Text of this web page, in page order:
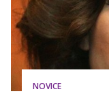
NOVICE